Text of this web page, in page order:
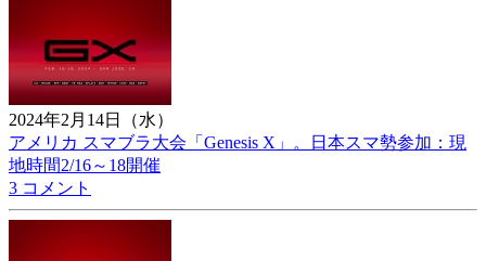
2024年2月14日（水）
アメリカ スマブラ大会「Genesis X」。日本スマ勢参加：現
地時間2/16～18開催
3 コメント